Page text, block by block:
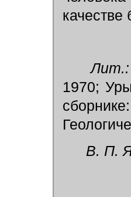
качестве
Лит.:
1970;
В. П.